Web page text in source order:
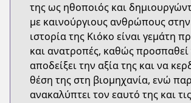
της ως ηθοποιός και
με καινούργιους ανθρώπους
ιστορία της Κιόκο είναι γεμάτη
και ανατροπές, καθώς προσπαθεί
αποδείξει την αξία της και να
θέση της στη βιομηχανία, ενώ
ανακαλύπτει τον εαυτό της και τις